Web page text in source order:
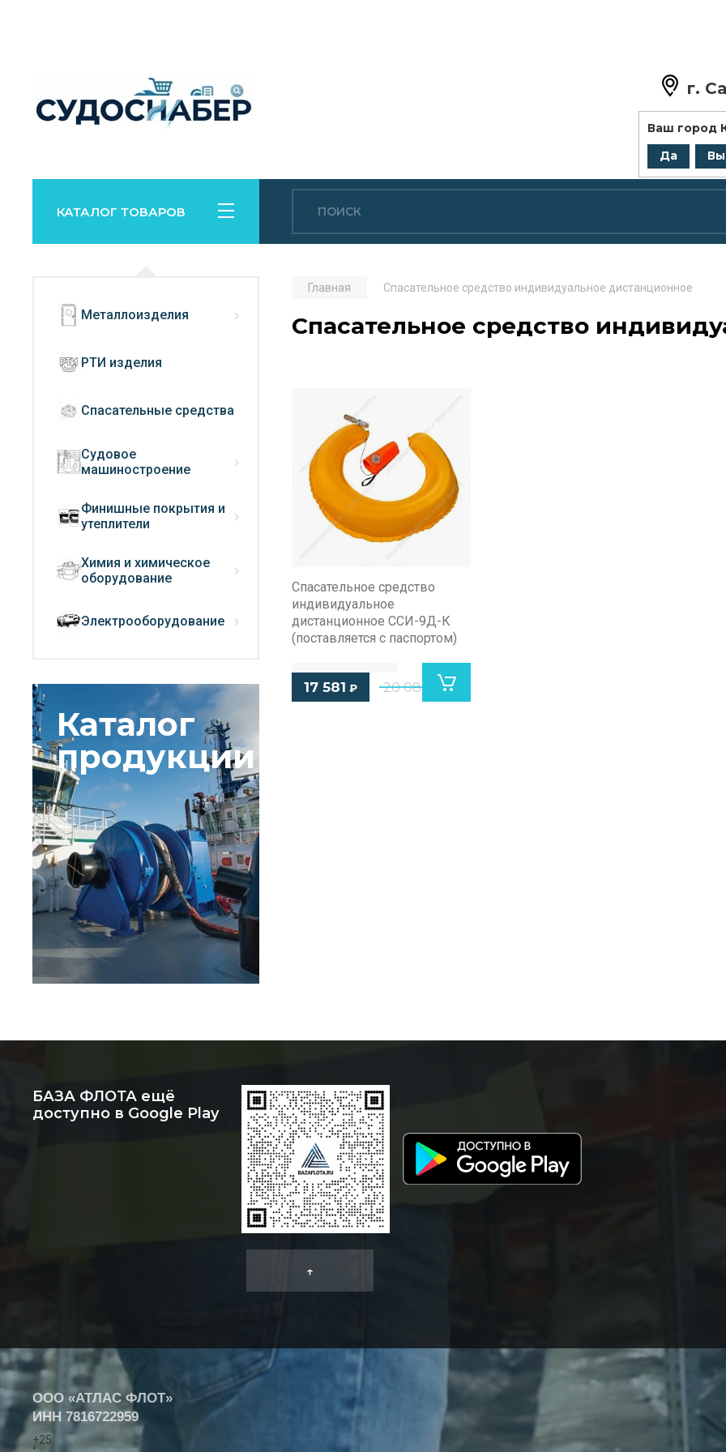
г.
Ваш город
Да
+7
КАТАЛОГ ТОВАРОВ
Металлоизделия
РТИ изделия
Спасательные средства
Судовое
машиностроение
Финишные покрытия и
утеплители
Химия и химическое
оборудование
Электрооборудование
Каталог
продукции
Главная Спасательное средство индивидуальное дистанционное
Спасательное средство
Спасательное средство
индивидуальное
дистанционное ССИ-9Д-К
(поставляется с паспортом)
20 088
17 581 ₽
БАЗА ФЛОТА ещё
доступно в Google Play
↑
ООО «АТЛАС ФЛОТ»
ИНН 7816722959
+25